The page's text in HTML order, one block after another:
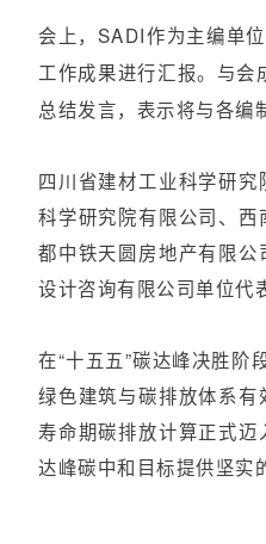
会上，SADI作为主编单
工作成果进行汇报。与
总结发言，表示将与各编
四川省建材工业科学研
科学研究院有限公司、
都中铁天圆房地产有限
设计咨询有限公司单位代
在“十五五”碳达峰决胜阶
绿色建筑与碳排放体系
寿命期碳排放计算正式
达峰碳中和目标提供坚实